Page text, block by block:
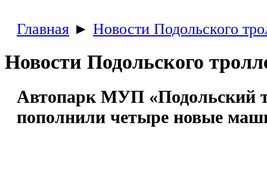
Главная ► Новости Подольского
Новости Подольского
Автопарк МУП «Подольский
пополнили четыре новые